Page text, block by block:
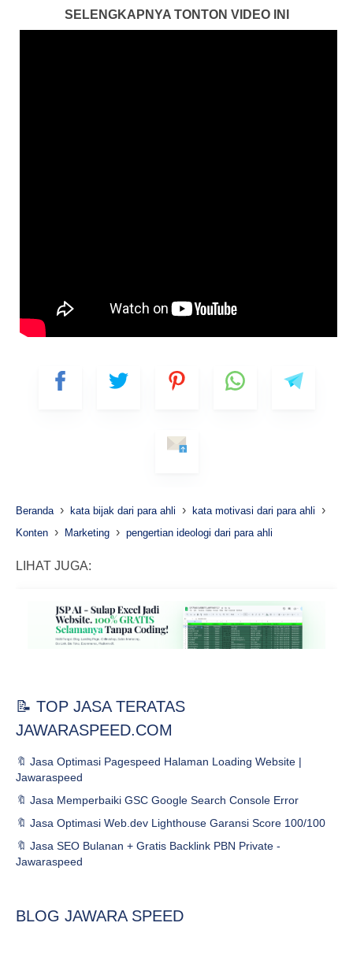
SELENGKAPNYA TONTON VIDEO INI
Beranda › kata bijak dari para ahli › kata motivasi dari para ahli ›
Konten › Marketing › pengertian ideologi dari para ahli
LIHAT JUGA:
📝 TOP JASA TERATAS
JAWARASPEED.COM
🔖 Jasa Optimasi Pagespeed Halaman Loading Website |
Jawaraspeed
🔖 Jasa Memperbaiki GSC Google Search Console Error
🔖 Jasa Optimasi Web.dev Lighthouse Garansi Score 100/100
🔖 Jasa SEO Bulanan + Gratis Backlink PBN Private -
Jawaraspeed
BLOG JAWARA SPEED